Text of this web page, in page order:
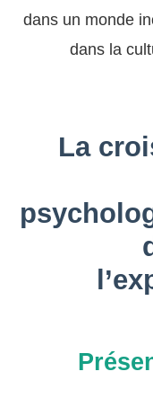
dans un monde
dans la
La